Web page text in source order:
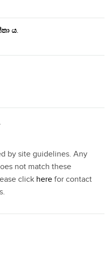
ය.
by site guidelines. Any
not match these
click here for contact